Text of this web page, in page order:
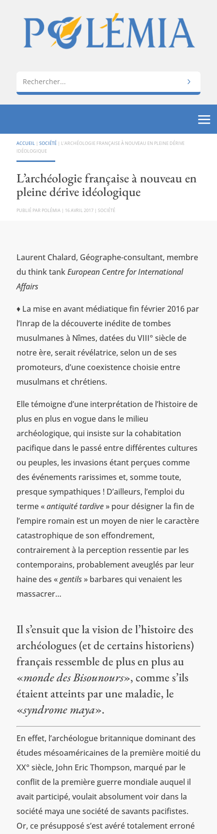
ACCUEIL | SOCIÉTÉ| L’ARCHÉOLOGIE FRANÇAISE À NOUVEAU EN PLEINE DÉRIVE
IDÉOLOGIQUE
L’archéologie française à nouveau en
pleine dérive idéologique
PAR POLÉMIA | 16 AVRIL 2017| SOCIÉTÉ
Laurent Chalard, Géographe-consultant, membre
du think tankEuropean Centre for International
Affairs
♦ La mise en avant médiatique fin février 2016 par
l’Inrap de la découverte inédite de tombes
musulmanes à Nîmes, datées du VIII° siècle de
notre ère, serait révélatrice, selon un de ses
promoteurs, d’une coexistence choisie entre
musulmans et chrétiens.
Elle témoigne d’une interprétation de l’histoire de
plus en plus en vogue dans le milieu
archéologique, qui insiste sur la cohabitation
pacifique dans le passé entre différentes cultures
ou peuples, les invasions étant perçues comme
des événements rarissimes et, somme toute,
presque sympathiques ! D’ailleurs, l’emploi du
terme «antiquité tardive» pour désigner la fin de
l’empire romain est un moyen de nier le caractère
catastrophique de son effondrement,
contrairement à la perception ressentie par les
contemporains, probablement aveuglés par leur
haine des «gentils» barbares qui venaient les
massacrer…
Il s’ensuit que la vision de l’histoire des
archéologues (et de certains historiens)
français ressemble de plus en plus au
«monde des Bisounours», comme s’ils
étaient atteints par une maladie, le
«syndrome maya».
En effet, l’archéologue britannique dominant des
études mésoaméricaines de la première moitié du
XX° siècle, John Eric Thompson, marqué par le
conflit de la première guerre mondiale auquel il
avait participé, voulait absolument voir dans la
société maya une société de savants pacifistes.
Or, ce présupposé s’est avéré totalement erroné